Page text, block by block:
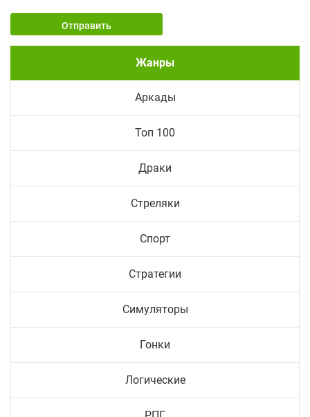
Отправить
Жанры
Аркады
Топ 100
Драки
Стреляки
Спорт
Стратегии
Симуляторы
Гонки
Логические